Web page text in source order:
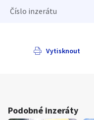
Číslo inzerátu
Vytisknout
Podobné inzeráty